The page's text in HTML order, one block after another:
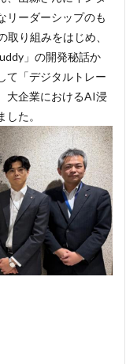
リーダーシップのも
り組みをはじめ、
」の開発秘話か
て「デジタルトレー
大企業におけるAI浸
た。